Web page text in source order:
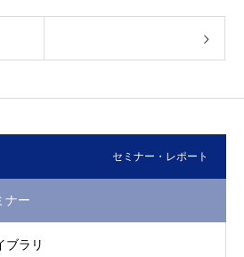
セミナー・レポート
ナー
ブラリ